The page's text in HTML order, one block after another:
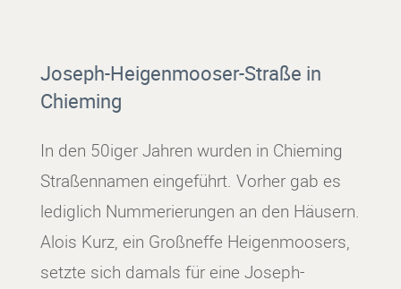
Joseph-Heigenmooser-Straße in
Chieming
In den 50iger Jahren wurden in Chieming
Straßennamen eingeführt. Vorher gab es
lediglich Nummerierungen an den Häusern.
Alois Kurz, ein Großneffe Heigenmoosers,
setzte sich damals für eine Joseph-